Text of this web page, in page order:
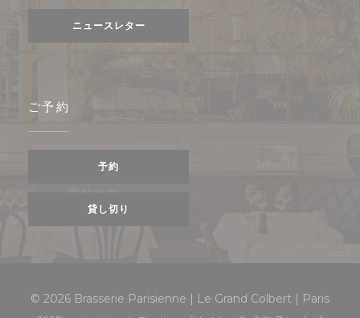
ニュースレター
ご予約
予約
貸し切り
© 2026 Brasserie Parisienne | Le Grand Colbert | Paris